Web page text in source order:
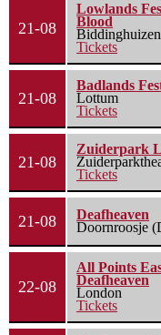
21-08
Lowlands
Blood
Biddinghuizen
Tickets
21-08
Badlands
Lottum
Tickets
21-08
Zuiderpark
Tickets
21-08
Deafheaven
Doornroosje
22-08
All Points
Deafheaven
London
Tickets